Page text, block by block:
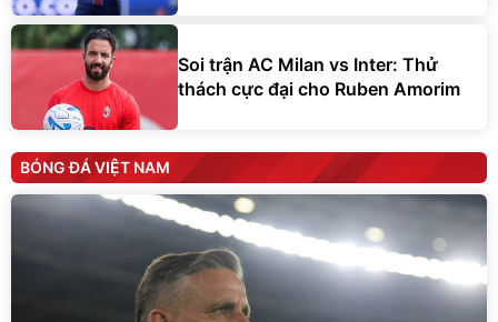
Soi trận AC Milan vs Inter: Thử
thách cực đại cho Ruben Amorim
BÓNG ĐÁ VIỆT NAM